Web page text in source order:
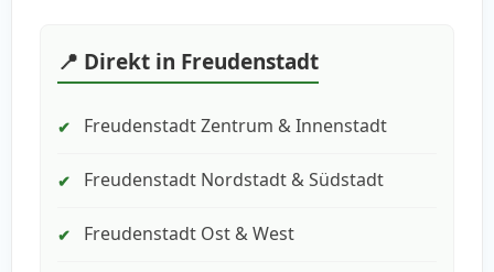
📍 Direkt in Freudenstadt
✔ Freudenstadt Zentrum & Innenstadt
✔ Freudenstadt Nordstadt & Südstadt
✔ Freudenstadt Ost & West